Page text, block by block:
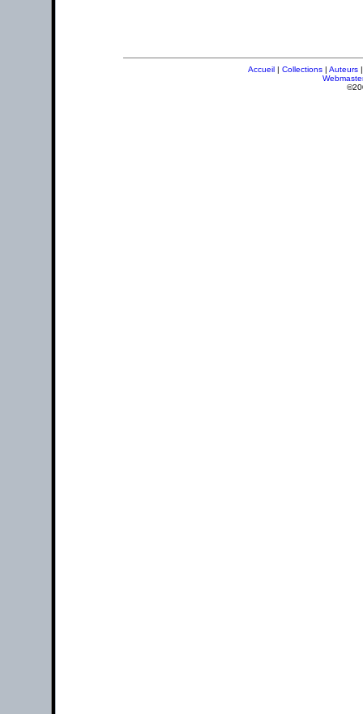
Accueil | Collections | Auteurs